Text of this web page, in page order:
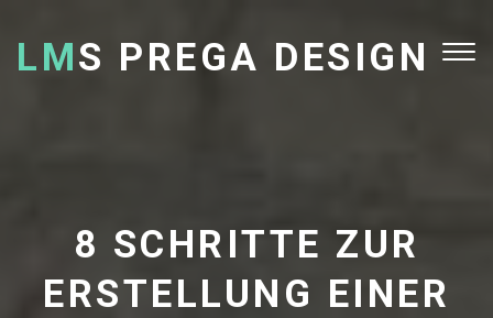
LMS PREGA DESIGN
8 SCHRITTE ZUR
ERSTELLUNG EINER